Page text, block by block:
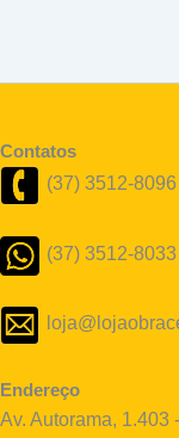
Contatos
(37) 3512-8096
(37) 3512-8033
Endereço
Av. Autorama, 1.403